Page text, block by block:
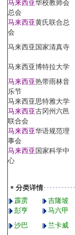
马来西亚华校教师会
总会
马来西亚黄氏联合总
会
马来西亚国家清真寺
马来西亚博特拉大学
马来西亚热带雨林音
乐节
马来西亚思特雅大学
马来西亚古冈州六邑
联合会
马来西亚华语规范理
事会
马来西亚国家科学中
心
分类详情
霹雳
吉隆坡
彭亨
马六甲
沙巴
兰卡威